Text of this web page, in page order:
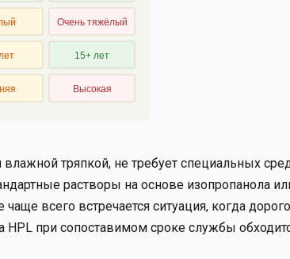
Очень тяжёлый
15+ лет
Высокая
тряпкой, не требует специальных
растворы на основе изопропанола
всего встречается ситуация, когда
HPL при сопоставимом сроке службы